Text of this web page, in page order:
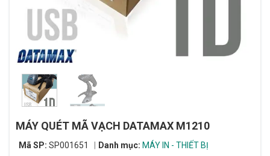
MÁY QUÉT MÃ VẠCH DATAMAX M1210
Mã SP: SP001651 Danh mục: MÁY IN - THIẾT BỊ